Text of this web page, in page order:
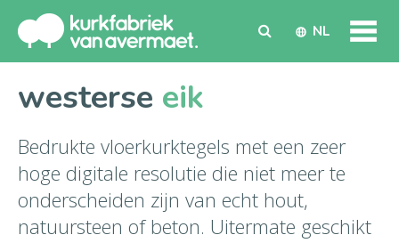
NL
westerse eik
Bedrukte vloerkurktegels met een zeer
hoge digitale resolutie die niet meer te
onderscheiden zijn van echt hout,
natuursteen of beton. Uitermate geschikt